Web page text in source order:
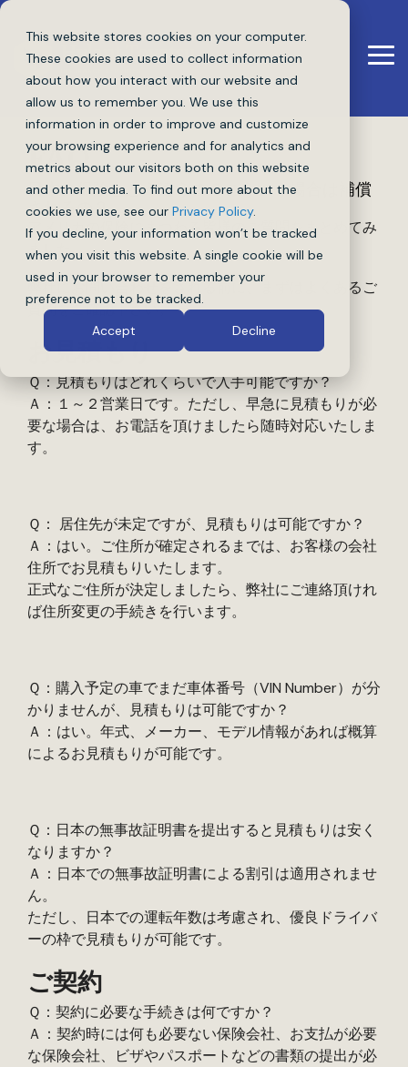
This website stores cookies on your computer.
These cookies are used to collect information
about how you interact with our website and
allow us to remember you. We use this
information in order to improve and customize
your browsing experience and for analytics and
metrics about our visitors both on this website
and other media. To find out more about the
cookies we use, see our Privacy Policy.
If you decline, your information won’t be tracked
when you visit this website. A single cookie will be
used in your browser to remember your
preference not to be tracked.
Accept
Decline
Skip
main
content.
FAQ
日本の保険とどう違うの？こういう場合は補償
されるの？
アメリカの保険にまつわる皆様のご質問をまとめてみ
ました。
弊社にお問い合わせをされる前に、まずはよくあるご
質問をご確認下さい。
お見積もり
Ｑ：見積もりはどれくらいで入手可能ですか？
Ａ：１～２営業日です。ただし、早急に見積もりが必
要な場合は、お電話を頂けましたら随時対応いたしま
す。
Ｑ： 居住先が未定ですが、見積もりは可能ですか？
Ａ：はい。ご住所が確定されるまでは、お客様の会社
住所でお見積もりいたします。
正式なご住所が決定しましたら、弊社にご連絡頂けれ
ば住所変更の手続きを行います。
Ｑ：購入予定の車でまだ車体番号（VIN Number）が分
かりませんが、見積もりは可能ですか？
Ａ：はい。年式、メーカー、モデル情報があれば概算
によるお見積もりが可能です。
Ｑ：日本の無事故証明書を提出すると見積もりは安く
なりますか？
Ａ：日本での無事故証明書による割引は適用されませ
ん。
ただし、日本での運転年数は考慮され、優良ドライバ
ーの枠で見積もりが可能です。
ご契約
Ｑ：契約に必要な手続きは何ですか？
Ａ：契約時には何も必要ない保険会社、お支払が必要
な保険会社、ビザやパスポートなどの書類の提出が必